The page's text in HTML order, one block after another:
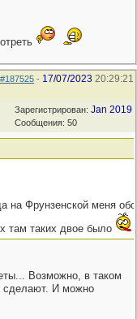
#187525 - 17/07/2023 20:29:21
Зарегистрирован: Jan 2019
Сообщения: 50
на Фрунзенской меня
там таких двое было
Возможно, в таком
сделают. И можно